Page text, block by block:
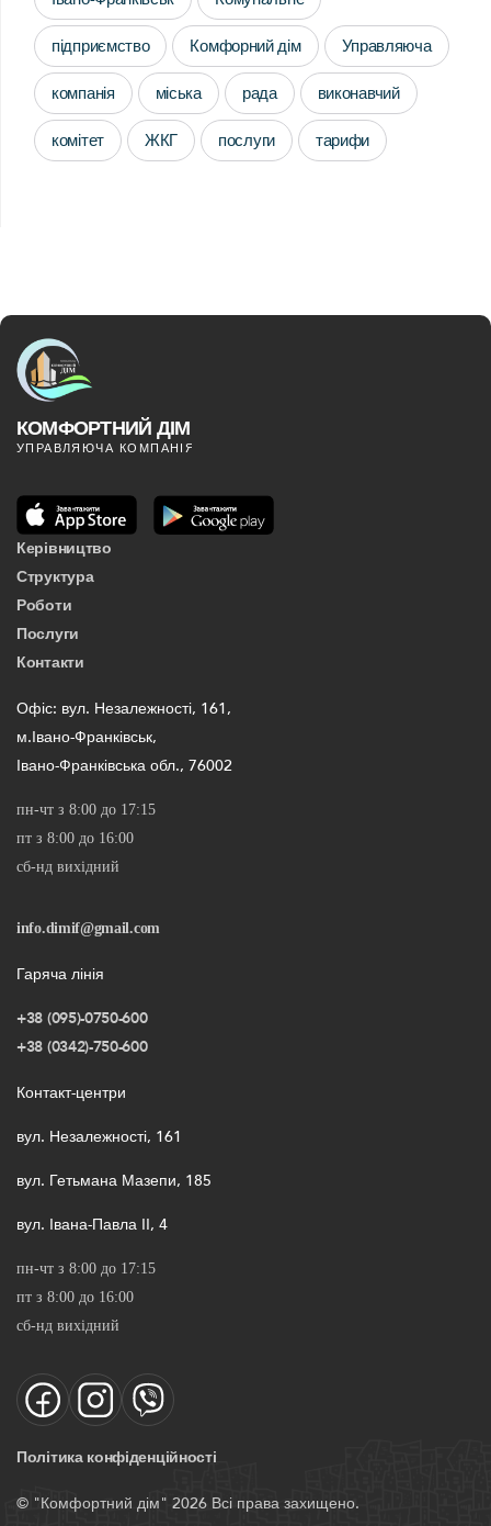
підприємство Комфорний дім Управляюча
компанія міська рада виконавчий
комітет ЖКГ послуги тарифи
Керівництво
Структура
Роботи
Послуги
Контакти
Офіс: вул. Незалежності, 161,
м.Івано-Франківськ,
Івано-Франківська обл., 76002
пн-чт з 8:00 до 17:15
пт з 8:00 до 16:00
сб-нд вихідний
info.dimif@gmail.com
Гаряча лінія
+38 (095)-0750-600
+38 (0342)-750-600
Контакт-центри
вул. Незалежності, 161
вул. Гетьмана Мазепи, 185
вул. Івана-Павла ІІ, 4
пн-чт з 8:00 до 17:15
пт з 8:00 до 16:00
сб-нд вихідний
Політика конфіденційності
© "Комфортний дім" 2026 Всі права захищено.